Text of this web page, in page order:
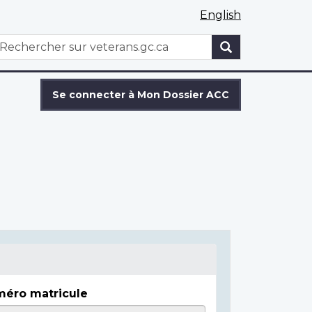
English
WxT
Se connecter à Mon Dossier ACC
matricule